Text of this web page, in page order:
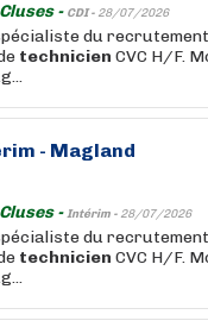
- CDI - 28/07/2026
du
technicien CVC H/F.
- Magland
-Intérim - 28/07/2026
du
technicien CVC H/F.